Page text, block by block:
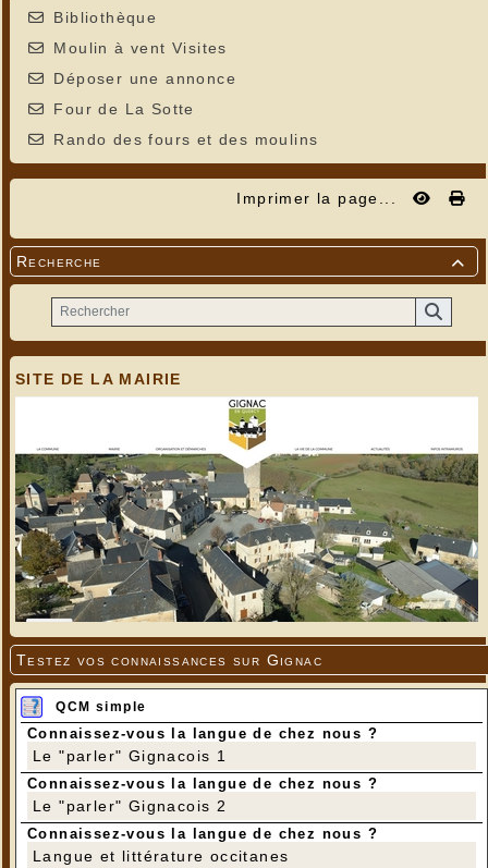
Bibliothèque
Moulin à vent Visites
Déposer une annonce
Four de La Sotte
Rando des fours et des moulins
Imprimer la page...

Recherche
SITE DE LA MAIRIE
Testez vos connaissances sur Gignac
QCM simple
Connaissez-vous la langue de chez nous ?
Le "parler" Gignacois 1
Connaissez-vous la langue de chez nous ?
Le "parler" Gignacois 2
Connaissez-vous la langue de chez nous ?
Langue et littérature occitanes
Un an après. Les rôles sont inversés...
Tuera ? Tuera pas ? Pour le savoir, il vous faudra
aller voir la pièce lorsqu'elle passera dans un
village environnant....